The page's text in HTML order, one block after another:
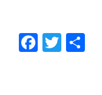
F
ac
T
w